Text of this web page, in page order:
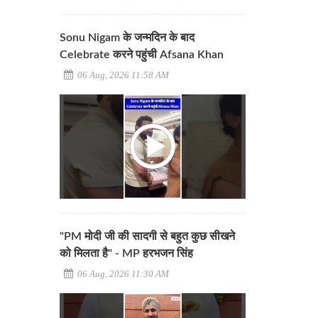
Sonu Nigam के जन्मदिन के बाद
Celebrate करने पहुंची Afsana Khan
06 Aug, 2026 11:58 AM
"PM मोदी जी की सादगी से बहुत कुछ सीखने
को मिलता है" - MP हरभजन सिंह
06 Aug, 2026 11:30 AM